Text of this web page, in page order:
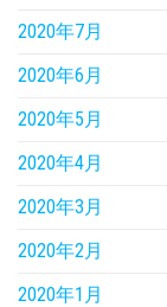
2020年7月
2020年6月
2020年5月
2020年4月
2020年3月
2020年2月
2020年1月